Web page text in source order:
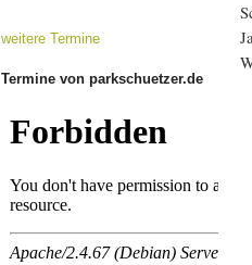
weitere Termine
Termine von parkschuetzer.de